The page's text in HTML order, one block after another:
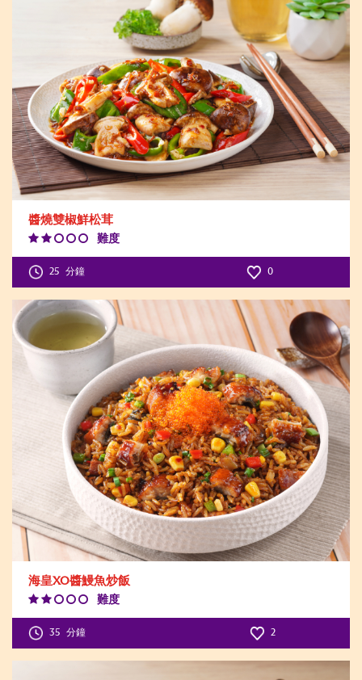
醬燒雙椒鮮松茸
難度
25 分鐘 0
海皇XO醬鰻魚炒飯
難度
35 分鐘 2